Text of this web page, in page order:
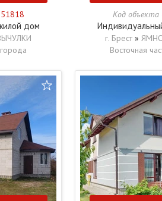
дом
Код объекта
г. Брест »
Восточная